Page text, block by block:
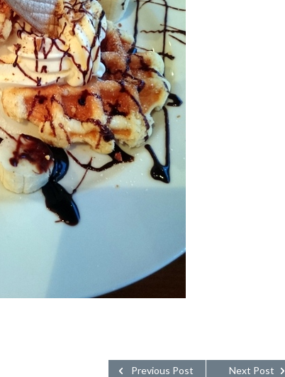
Next Post
Previous Post